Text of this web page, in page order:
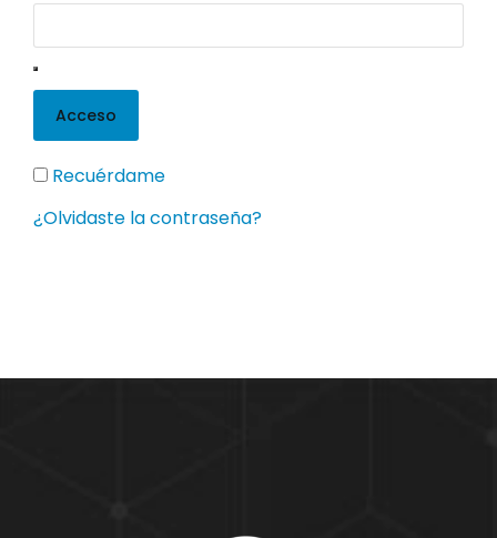
Acceso
Recuérdame
¿Olvidaste la contraseña?